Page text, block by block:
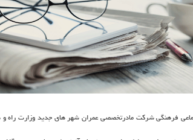
فرهنگی شرکت مادرتخصصی عمران شهر های جدید وزارت راه